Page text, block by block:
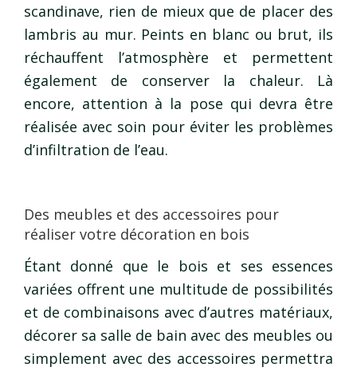
scandinave, rien de mieux que de placer des
lambris au mur. Peints en blanc ou brut, ils
réchauffent l’atmosphère et permettent
également de conserver la chaleur. Là
encore, attention à la pose qui devra être
réalisée avec soin pour éviter les problèmes
d’infiltration de l’eau.
Des meubles et des accessoires pour
réaliser votre décoration en bois
Étant donné que le bois et ses essences
variées offrent une multitude de possibilités
et de combinaisons avec d’autres matériaux,
décorer sa salle de bain avec des meubles ou
simplement avec des accessoires permettra